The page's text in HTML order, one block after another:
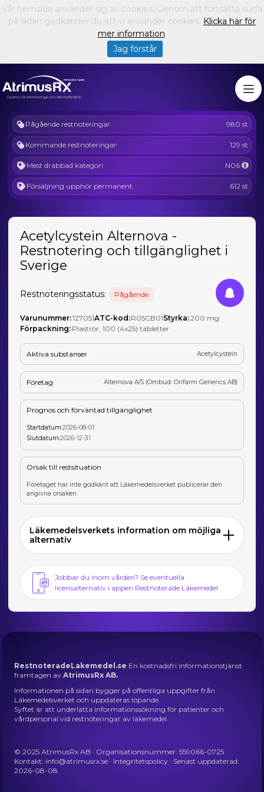
Pågående restnoteringar 980 st
Kommande restnoteringar 129 st
Mest drabbad kategori N06
Försäljning upphör permanent 612 st
Acetylcystein Alternova -
Restnotering och tillgänglighet i
Sverige
Restnoteringsstatus: Pågående
Varunummer:127051ATC-kod:R05CB01Styrka:200 mg
Förpackning: Plaströr, 100 (4x25) tabletter
Aktiva substanser Acetylcystein
Företag Alternova A/S (Ombud: Orifarm Generics AB)
Prognos och förväntad tillgänglighet
Startdatum:2026-08-01
Slutdatum:2026-12-31
Orsak till restsituation
Företaget har inte godkänt att Läkemedelsverket publicerar den
angivna orsaken.
Läkemedelsverkets information om möjliga
alternativ
Jobbar du inom vården? Se eventuella
licensalternativ i appen Restnoterade Läkemedel
RestnoteradeLakemedel.se En kostnadsfri informationstjänst
framtagen avAtrimusRx AB.
Informationen på sidan bygger på offentliga uppgifter från
Läkemedelsverket och uppdateras löpande.
Syftet är att underlätta informationssökning för patienter och
vårdpersonal vid restnoteringar av läkemedel.
© 2025 AtrimusRx AB · Organisationsnummer: 559066-0725
Kontakt: info@atrimusrx.se · Integritetspolicy · Senast uppdaterad:
2026-08-08
Vår hemsida använder sig av cookies. Genom att fortsätta surfa
på sidan godkänner du att vi använder cookies. Klicka här för
mer information.
Jag förstår